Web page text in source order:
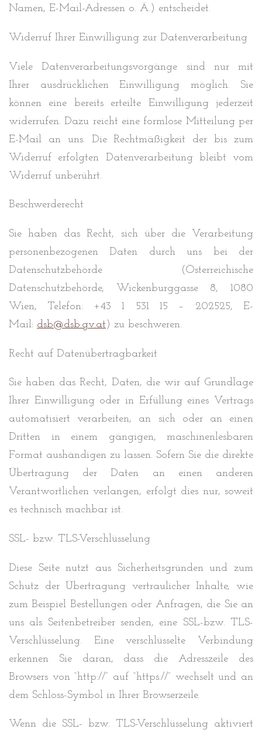
Namen, E-Mail-Adressen o. Ä.) entscheidet.
Widerruf Ihrer Einwilligung zur Datenverarbeitung
Viele Datenverarbeitungsvorgänge sind nur mit
Ihrer ausdrücklichen Einwilligung möglich. Sie
können eine bereits erteilte Einwilligung jederzeit
widerrufen. Dazu reicht eine formlose Mitteilung per
E-Mail an uns. Die Rechtmäßigkeit der bis zum
Widerruf erfolgten Datenverarbeitung bleibt vom
Widerruf unberührt.
Beschwerderecht
Sie haben das Recht, sich über die Verarbeitung
personenbezogenen Daten durch uns bei der
Datenschutzbehörde (Österreichische
Datenschutzbehörde, Wickenburggasse 8, 1080
Wien, Telefon: +43 1 531 15 – 202525, E-
Mail: dsb@dsb.gv.at ) zu beschweren.
Recht auf Datenübertragbarkeit
Sie haben das Recht, Daten, die wir auf Grundlage
Ihrer Einwilligung oder in Erfüllung eines Vertrags
automatisiert verarbeiten, an sich oder an einen
Dritten in einem gängigen, maschinenlesbaren
Format aushändigen zu lassen. Sofern Sie die direkte
Übertragung der Daten an einen anderen
Verantwortlichen verlangen, erfolgt dies nur, soweit
es technisch machbar ist.
SSL- bzw. TLS-Verschlüsselung
Diese Seite nutzt aus Sicherheitsgründen und zum
Schutz der Übertragung vertraulicher Inhalte, wie
zum Beispiel Bestellungen oder Anfragen, die Sie an
uns als Seitenbetreiber senden, eine SSL-bzw. TLS-
Verschlüsselung. Eine verschlüsselte Verbindung
erkennen Sie daran, dass die Adresszeile des
Browsers von “http://” auf “https://” wechselt und an
dem Schloss-Symbol in Ihrer Browserzeile.
Wenn die SSL- bzw. TLS-Verschlüsselung aktiviert